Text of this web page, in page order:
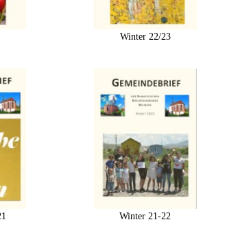
Winter 22/23
Winter 21-22